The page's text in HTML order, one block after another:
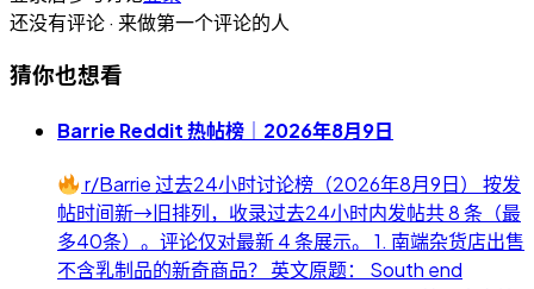
还没有评论 · 来做第一个评论的人
猜你也想看
Barrie Reddit 热帖榜｜2026年8月9日
r/Barrie 过去24小时讨论榜（2026年8月9日） 按发
帖时间新→旧排列，收录过去24小时内发帖共 8 条（最
多40条）。评论仅对最新 4 条展示。 1. 南端杂货店出售
不含乳制品的新奇商品？ 英文原题： South end